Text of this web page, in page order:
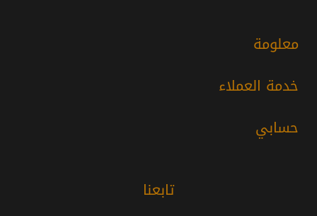
معلومة
خدمة العملاء
حسابي
تابعنا